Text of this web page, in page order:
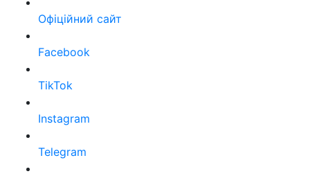
Офіційний сайт
Facebook
TikTok
Instagram
Telegram